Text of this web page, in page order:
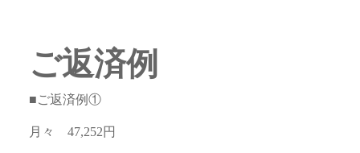
ご返済例
■ご返済例①
月々 47,252円